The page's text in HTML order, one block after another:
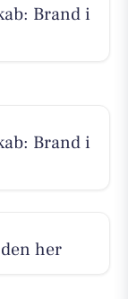
Brand i
Brand i
her